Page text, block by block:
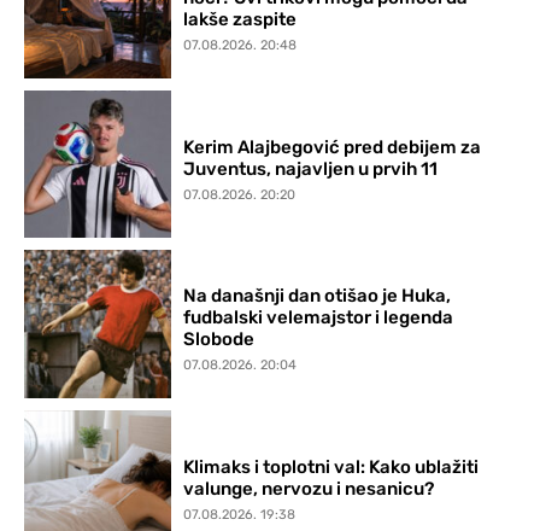
lakše zaspite
07.08.2026. 20:48
Kerim Alajbegović pred debijem za
Juventus, najavljen u prvih 11
07.08.2026. 20:20
Na današnji dan otišao je Huka,
fudbalski velemajstor i legenda
Slobode
07.08.2026. 20:04
Klimaks i toplotni val: Kako ublažiti
valunge, nervozu i nesanicu?
07.08.2026. 19:38